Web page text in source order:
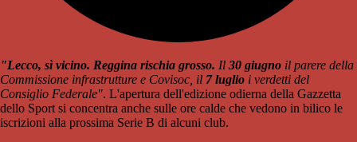
"Lecco, sì vicino. Reggina rischia grosso. Il 30 giugno il parere della
Commissione infrastrutture e Covisoc, il 7 luglio i verdetti del
Consiglio Federale". L'apertura dell'edizione odierna della Gazzetta
dello Sport si concentra anche sulle ore calde che vedono in bilico le
iscrizioni alla prossima Serie B di alcuni club.